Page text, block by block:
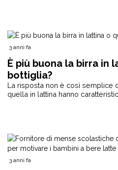
3 anni fa
È più buona la birra in
bottiglia?
La risposta non è così semplice
quella in lattina hanno
3 anni fa